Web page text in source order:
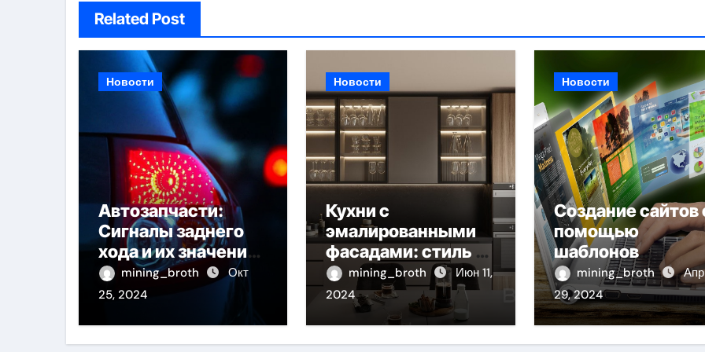
Related Post
Новости
Автозапчасти:
Сигналы заднего
хода и их значение
для безопасности
на дороге
mining_broth
Окт
25, 2024
Новости
Кухни с
эмалированными
фасадами: стиль и
практичность в
одном решении
mining_broth
Июн 11,
2024
Новости
Создание сайтов
помощью
шаблонов
современных
сайтов: простой
путь к
mining_broth
Апр
29, 2024